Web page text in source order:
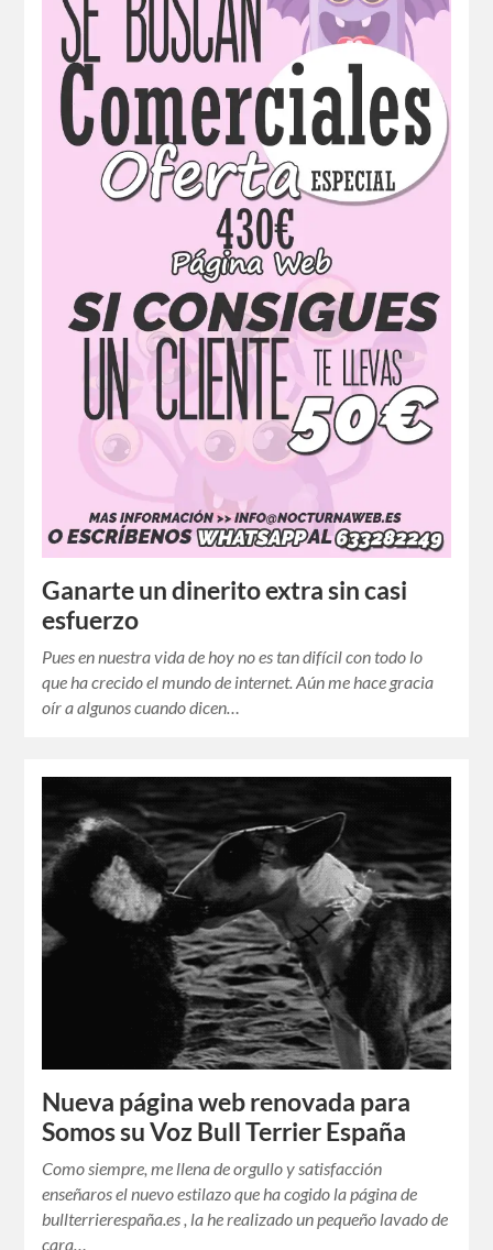
Ganarte un dinerito extra sin casi
esfuerzo
Pues en nuestra vida de hoy no es tan difícil con todo lo
que ha crecido el mundo de internet. Aún me hace gracia
oír a algunos cuando dicen…
Nueva página web renovada para
Somos su Voz Bull Terrier España
Como siempre, me llena de orgullo y satisfacción
enseñaros el nuevo estilazo que ha cogido la página de
bullterrierespaña.es , la he realizado un pequeño lavado de
cara…